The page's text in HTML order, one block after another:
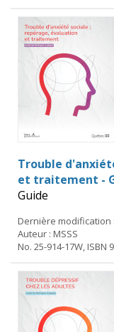
Trouble
et traitement -
Guide
Dernière modification
Auteur : MSSS
No. 25-914-17W, ISBN